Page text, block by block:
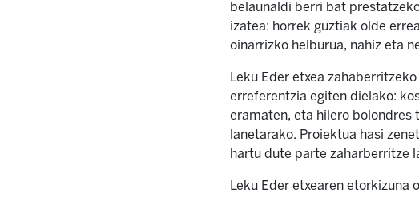
belaunaldi berri bat
izatea: horrek guztiak olde
oinarrizko helburua, nahiz eta
Leku Eder etxea
erreferentzia egiten dielako:
eramaten, eta hilero bolondres
lanetarako. Proiektua hasi
hartu dute parte zaharberritze
Leku Eder etxearen etorkizuna